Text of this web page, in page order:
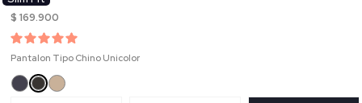
$ 169.900
Pantalon Tipo Chino Unicolor